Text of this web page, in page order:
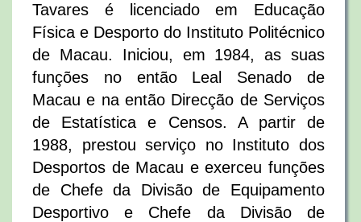
Tavares é licenciado em Educação
Física e Desporto do Instituto Politécnico
de Macau. Iniciou, em 1984, as suas
funções no então Leal Senado de
Macau e na então Direcção de Serviços
de Estatística e Censos. A partir de
1988, prestou serviço no Instituto dos
Desportos de Macau e exerceu funções
de Chefe da Divisão de Equipamento
Desportivo e Chefe da Divisão de